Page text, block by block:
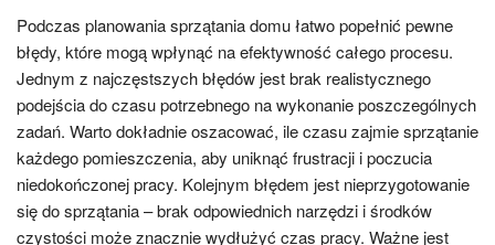
Podczas planowania sprzątania domu łatwo popełnić pewne
błędy, które mogą wpłynąć na efektywność całego procesu.
Jednym z najczęstszych błędów jest brak realistycznego
podejścia do czasu potrzebnego na wykonanie poszczególnych
zadań. Warto dokładnie oszacować, ile czasu zajmie sprzątanie
każdego pomieszczenia, aby uniknąć frustracji i poczucia
niedokończonej pracy. Kolejnym błędem jest nieprzygotowanie
się do sprzątania – brak odpowiednich narzędzi i środków
czystości może znacznie wydłużyć czas pracy. Ważne jest